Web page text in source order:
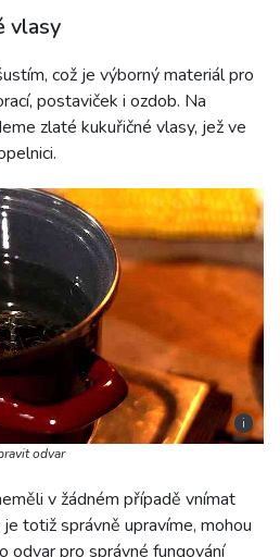
vlasy
což je výborný materiál pro
postaviček i ozdob. Na
zlaté kukuřičné vlasy, jež ve
i
odvar
v žádném případě vnímat
totiž správně upravíme, mohou
odvar pro správné fungování